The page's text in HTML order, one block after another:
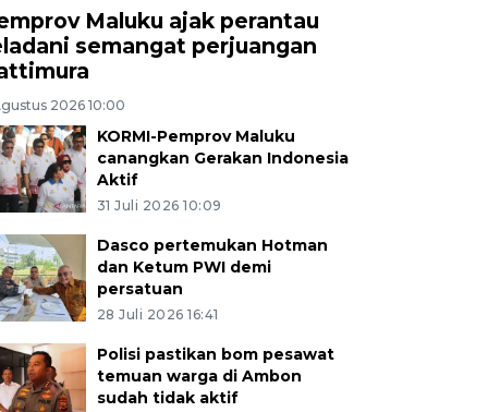
Maluku ajak perantau
semangat perjuangan
2026 10:00
KORMI-Pemprov Maluku
canangkan Gerakan Indonesia
Aktif
31 Juli 2026 10:09
Dasco pertemukan Hotman
dan Ketum PWI demi
persatuan
28 Juli 2026 16:41
Polisi pastikan bom pesawat
temuan warga di Ambon
sudah tidak aktif